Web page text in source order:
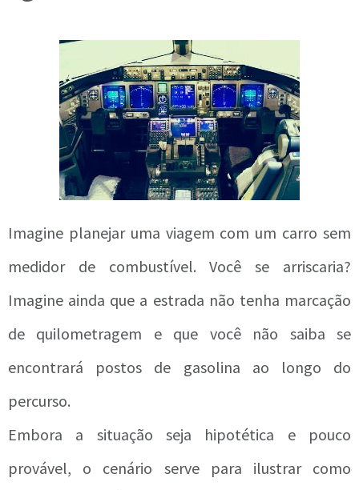
Imagine planejar uma viagem com um carro sem
medidor de combustível. Você se arriscaria?
Imagine ainda que a estrada não tenha marcação
de quilometragem e que você não saiba se
encontrará postos de gasolina ao longo do
percurso.
Embora a situação seja hipotética e pouco
provável, o cenário serve para ilustrar como